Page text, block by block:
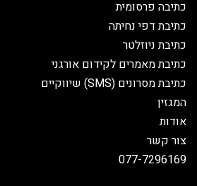
כתיבה פרסומית
כתיבת דפי נחיתה
כתיבת ניוזלטר
כתיבת מאמרים לקידום אורגני
כתיבת מסרונים (SMS) שיווקיים
המגזין
אודות
צור קשר
077-7296169